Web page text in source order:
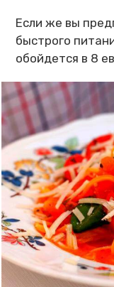
Если же вы
быстрого
обойдется в 8